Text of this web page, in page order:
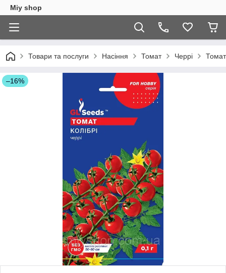
Miy shop
Товари та послуги Насіння Томат Черрі
–16%